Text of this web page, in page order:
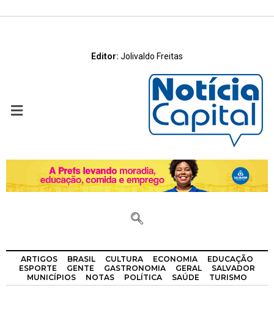
Editor: Jolivaldo Freitas
ARTIGOS BRASIL CULTURA ECONOMIA
EDUCAÇÃO
ESPORTE
GENTE GASTRONOMIA GERAL
SALVADOR
MUNICÍPIOS
NOTAS POLÍTICA SAÚDE TURISMO